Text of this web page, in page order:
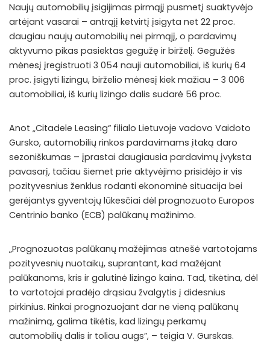
Naujų automobilių įsigijimas pirmąjį pusmetį suaktyvėjo
artėjant vasarai – antrąjį ketvirtį įsigyta net 22 proc.
daugiau naujų automobilių nei pirmąjį, o pardavimų
aktyvumo pikas pasiektas gegužę ir birželį. Gegužės
mėnesį įregistruoti 3 054 nauji automobiliai, iš kurių 64
proc. įsigyti lizingu, birželio mėnesį kiek mažiau – 3 006
automobiliai, iš kurių lizingo dalis sudarė 56 proc.
Anot „Citadele Leasing“ filialo Lietuvoje vadovo Vaidoto
Gursko, automobilių rinkos pardavimams įtaką daro
sezoniškumas – įprastai daugiausia pardavimų įvyksta
pavasarį, tačiau šiemet prie aktyvėjimo prisidėjo ir vis
pozityvesnius ženklus rodanti ekonominė situacija bei
gerėjantys gyventojų lūkesčiai dėl prognozuoto Europos
Centrinio banko (ECB) palūkanų mažinimo.
„Prognozuotas palūkanų mažėjimas atnešė vartotojams
pozityvesnių nuotaikų, suprantant, kad mažėjant
palūkanoms, kris ir galutinė lizingo kaina. Tad, tikėtina, dėl
to vartotojai pradėjo drąsiau žvalgytis į didesnius
pirkinius. Rinkai prognozuojant dar ne vieną palūkanų
mažinimą, galima tikėtis, kad lizingų perkamų
automobilių dalis ir toliau augs”, – teigia V. Gurskas.